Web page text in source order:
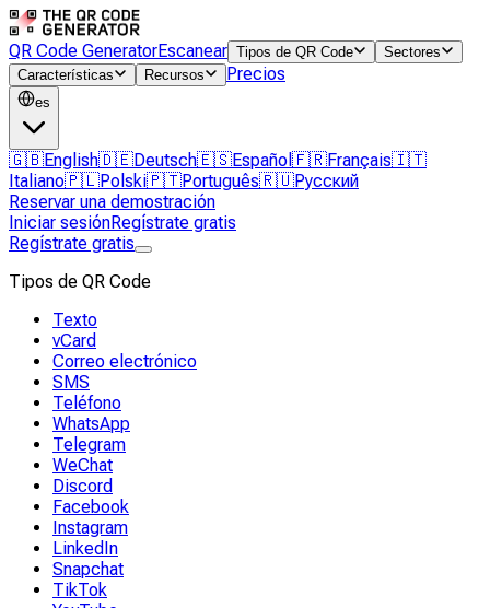
QR Code GeneratorEscanear Tipos de QR Code
Sectores
Características
Recursos Precios
es
🇬🇧English🇩🇪Deutsch🇪🇸Español 🇫🇷Français🇮🇹
Italiano🇵🇱Polski🇵🇹Português🇷🇺Русский
Reservar una demostración
Iniciar sesiónRegístrate gratis
Regístrate gratis
Tipos de QR Code
Texto
vCard
Correo electrónico
SMS
Teléfono
WhatsApp
Telegram
WeChat
Discord
Facebook
Instagram
LinkedIn
Snapchat
TikTok